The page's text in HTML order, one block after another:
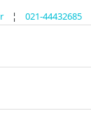
¦ 021-44432685